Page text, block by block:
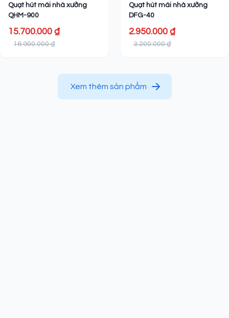
Quạt hút mái nhà xưởng
QHM-900
15.700.000 ₫
16.900.000 ₫
Quạt hút mái nhà xưởng
DFG-40
2.950.000 ₫
3.200.000 ₫
Xem thêm sản phẩm